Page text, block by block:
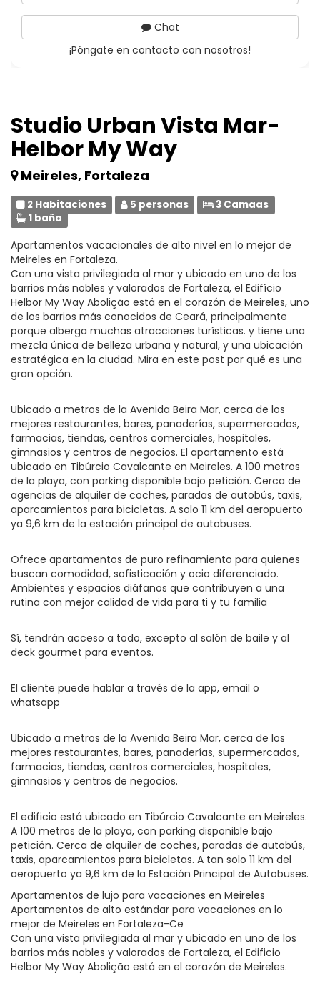
Studio Urban Vista Mar-
Helbor My Way
Meireles, Fortaleza
2 Habitaciones 5 personas
3 Camaas
1 baño
Apartamentos vacacionales de alto nivel en lo mejor de
Meireles en Fortaleza.
Con una vista privilegiada al mar y ubicado en uno de los
barrios más nobles y valorados de Fortaleza, el Edifício
Helbor My Way Abolição está en el corazón de Meireles, uno
de los barrios más conocidos de Ceará, principalmente
porque alberga muchas atracciones turísticas. y tiene una
mezcla única de belleza urbana y natural, y una ubicación
estratégica en la ciudad. Mira en este post por qué es una
gran opción.
Ubicado a metros de la Avenida Beira Mar, cerca de los
mejores restaurantes, bares, panaderías, supermercados,
farmacias, tiendas, centros comerciales, hospitales,
gimnasios y centros de negocios. El apartamento está
ubicado en Tibúrcio Cavalcante en Meireles. A 100 metros
de la playa, con parking disponible bajo petición. Cerca de
agencias de alquiler de coches, paradas de autobús, taxis,
aparcamientos para bicicletas. A solo 11 km del aeropuerto
ya 9,6 km de la estación principal de autobuses.
Ofrece apartamentos de puro refinamiento para quienes
buscan comodidad, sofisticación y ocio diferenciado.
Ambientes y espacios diáfanos que contribuyen a una
rutina con mejor calidad de vida para ti y tu familia
Sí, tendrán acceso a todo, excepto al salón de baile y al
deck gourmet para eventos.
El cliente puede hablar a través de la app, email o
whatsapp
Ubicado a metros de la Avenida Beira Mar, cerca de los
mejores restaurantes, bares, panaderías, supermercados,
farmacias, tiendas, centros comerciales, hospitales,
gimnasios y centros de negocios.
El edificio está ubicado en Tibúrcio Cavalcante en Meireles.
A 100 metros de la playa, con parking disponible bajo
petición. Cerca de alquiler de coches, paradas de autobús,
taxis, aparcamientos para bicicletas. A tan solo 11 km del
aeropuerto ya 9,6 km de la Estación Principal de Autobuses.
Apartamentos de lujo para vacaciones en Meireles
Apartamentos de alto estándar para vacaciones en lo
mejor de Meireles en Fortaleza-Ce
Con una vista privilegiada al mar y ubicado en uno de los
barrios más nobles y valorados de Fortaleza, el Edificio
Helbor My Way Abolição está en el corazón de Meireles.
Chat
¡Póngate en contacto con nosotros!